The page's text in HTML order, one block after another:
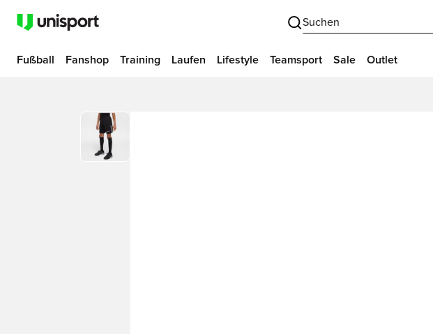
Suchen
Fußball Fanshop Training Laufen Lifestyle Teamsport Sale Outlet